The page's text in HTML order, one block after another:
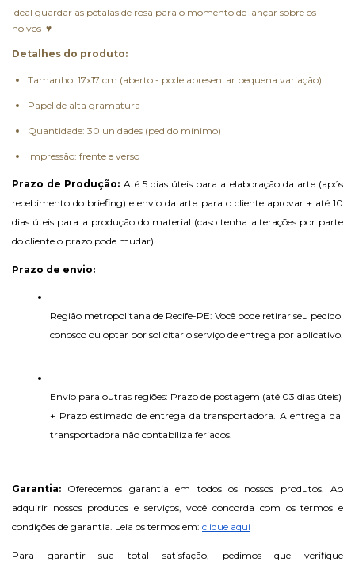
Ideal guardar as pétalas de rosa para o momento de lançar sobre os
noivos ♥
Detalhes do produto:
Tamanho: 17x17 cm (aberto - pode apresentar pequena variação)
Papel de alta gramatura
Quantidade: 30 unidades (pedido mínimo)
Impressão: frente e verso
Prazo de Produção: Até 5 dias úteis para a elaboração da arte (após
recebimento do briefing) e envio da arte para o cliente aprovar + até 10
dias úteis para a produção do material (caso tenha alterações por parte
do cliente o prazo pode mudar).
Prazo de envio:
Região metropolitana de Recife-PE: Você pode retirar seu pedido
conosco ou optar por solicitar o serviço de entrega por aplicativo.
Envio para outras regiões: Prazo de postagem (até 03 dias úteis)
+ Prazo estimado de entrega da transportadora. A entrega da
transportadora não contabiliza feriados.
Garantia: Oferecemos garantia em todos os nossos produtos. Ao
adquirir nossos produtos e serviços, você concorda com os termos e
condições de garantia. Leia os termos em: clique aqui
Para garantir sua total satisfação, pedimos que verifique